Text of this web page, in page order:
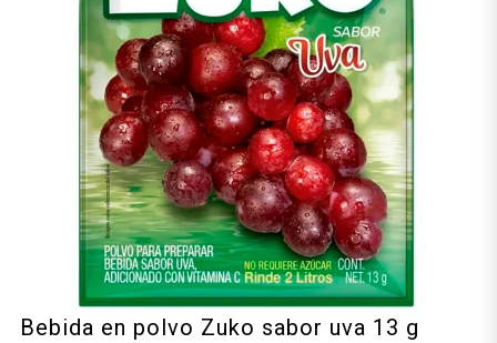
Bebida en polvo Zuko sabor uva 13 g